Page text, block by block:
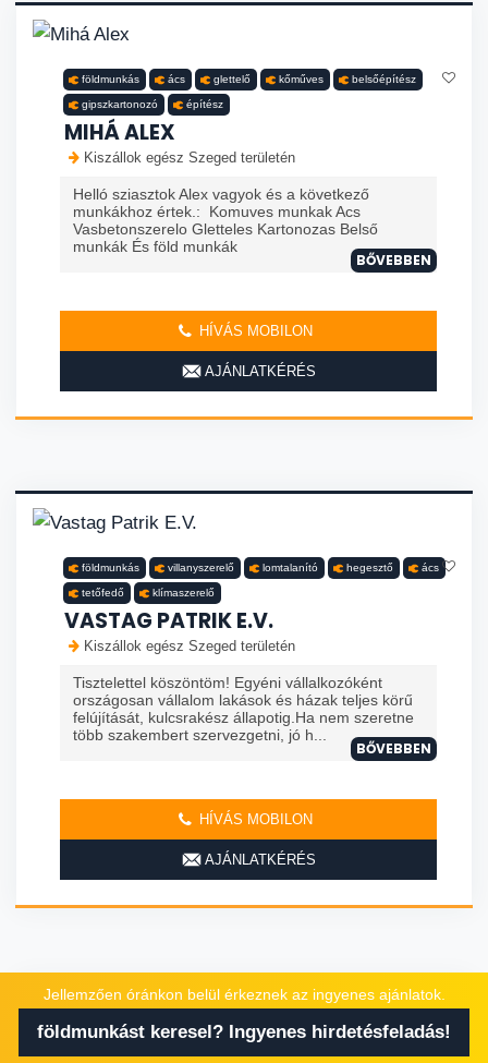
földmunkás ács glettelő kőműves belsőépítész
gipszkartonozó építész
MIHÁ ALEX
Kiszállok egész Szeged területén
Helló sziasztok Alex vagyok és a következő
munkákhoz értek.: Komuves munkak Acs
Vasbetonszerelo Gletteles Kartonozas Belső
munkák És föld munkák
BŐVEBBEN
HÍVÁS MOBILON
AJÁNLATKÉRÉS
földmunkás villanyszerelő lomtalanító hegesztő ács
tetőfedő klímaszerelő
VASTAG PATRIK E.V.
Kiszállok egész Szeged területén
Tisztelettel köszöntöm! Egyéni vállalkozóként
országosan vállalom lakások és házak teljes körű
felújítását, kulcsrakész állapotig.Ha nem szeretne
több szakembert szervezgetni, jó h...
BŐVEBBEN
HÍVÁS MOBILON
AJÁNLATKÉRÉS
földmunkás tetőfedő kertépítő szigetelő glettelő
Jellemzően óránkon belül érkeznek az ingyenes ajánlatok.
földmunkást keresel? Ingyenes hirdetésfeladás!